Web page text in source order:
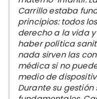
Carrillo estaba
principios: todos
derecho a la vida
haber política
nada sirven las
médica si no
medio de
Durante su